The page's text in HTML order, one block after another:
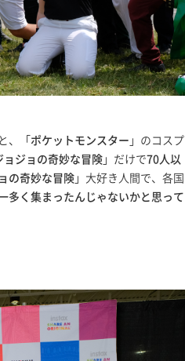
、「 ポケットモンスター 」のコスプ
ョジョの奇妙な冒険 」だけで70人以
の奇妙な冒険 」大好き人間で、各国
多く集まったんじゃないかと思って